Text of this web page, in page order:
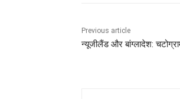
Previous article
न्यूजीलैंड और बांग्लादेश: